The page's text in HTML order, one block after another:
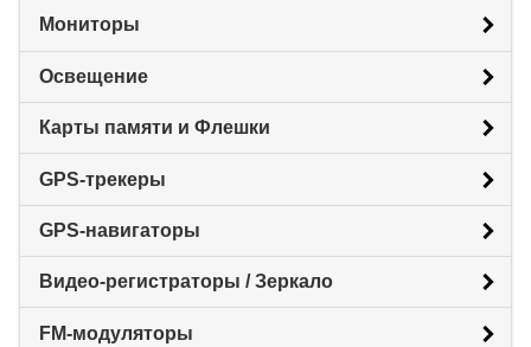
Мониторы
Освещение
Карты памяти и Флешки
GPS-трекеры
GPS-навигаторы
Видео-регистраторы / Зеркало
FM-модуляторы